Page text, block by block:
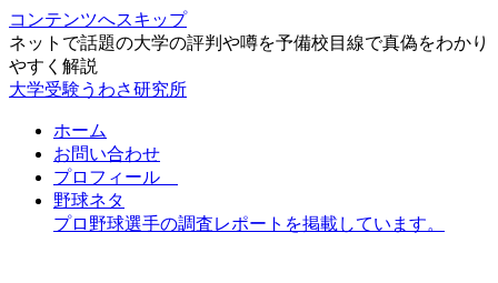
コンテンツへスキップ
ネットで話題の大学の評判や噂を予備校目線で真偽をわかり
やすく解説
大学受験うわさ研究所
ホーム
お問い合わせ
プロフィール
野球ネタ
プロ野球選手の調査レポートを掲載しています。